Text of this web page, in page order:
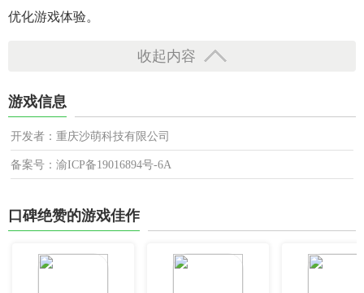
优化游戏体验。
收起内容
游戏信息
开发者：重庆沙萌科技有限公司
备案号：渝ICP备19016894号-6A
口碑绝赞的游戏佳作